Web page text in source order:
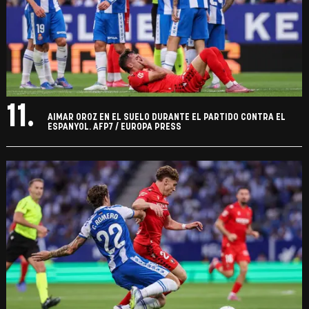
11.
AIMAR OROZ EN EL SUELO DURANTE EL PARTIDO CONTRA EL
ESPANYOL. AFP7 / EUROPA PRESS